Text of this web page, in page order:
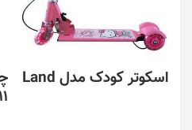
اسکوتر کودک مدل Land